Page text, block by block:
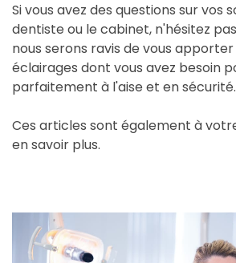
Si vous avez des questions sur vos
dentiste ou le cabinet, n'hésitez
nous serons ravis de vous
éclairages dont vous avez besoin
parfaitement à l'aise et en sécurité.
Ces articles sont également à
en savoir plus.